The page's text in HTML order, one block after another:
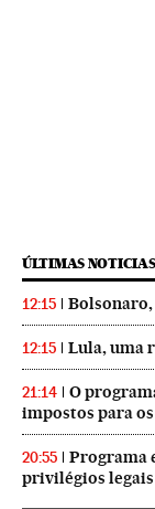
ÚLTIMAS NOTICIAS
12:15
12:15 Lula, uma
21:14
O
impostos para
20:55
Programa
privilégios